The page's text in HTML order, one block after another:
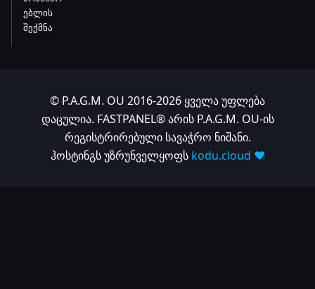
ებლის
შექმნა
© P.A.G.M. OU 2016-2026 ყველა უფლება
დაცულია. FASTPANEL® არის P.A.G.M. OU-ის
რეგისტრირებული სავაჭრო ნიშანი.
ჰოსტინგს უზრუნველყოფს kodu.cloud ❤️